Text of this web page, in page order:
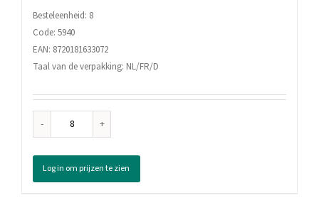
Besteleenheid: 8
Code: 5940
EAN: 8720181633072
Taal van de verpakking: NL/FR/D
Robijn
Jasmijn
&
Sandelhout
Log in om prijzen te zien